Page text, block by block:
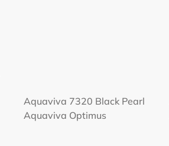
Aquaviva 7320 Black Pearl
Aquaviva Optimus